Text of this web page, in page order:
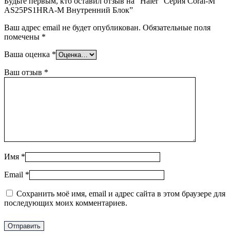
AS25PS1HRA-M Внутренний Блок”
Ваш адрес email не будет опубликован. Обязательные поля
помечены *
Ваша оценка *
Ваш отзыв *
Имя *
Email *
Сохранить моё имя, email и адрес сайта в этом браузере для
последующих моих комментариев.